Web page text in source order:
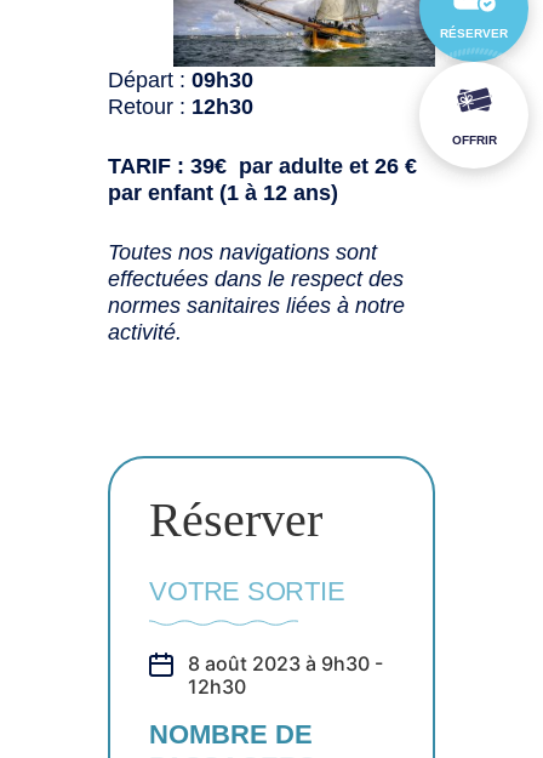
Départ :09h30
Retour : 12h30
TARIF : 39€ par adulte et 26 €
par enfant (1 à 12 ans)
Toutes nos navigations sont
effectuées dans le respect des
normes sanitaires liées à notre
activité.
Réserver
VOTRE SORTIE
8 août 2023 à 9h30 -
12h30
NOMBRE DE
RÉSERVER
OFFRIR